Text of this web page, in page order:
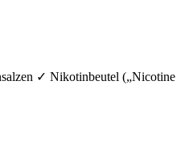
✓ Nikotinbeutel („Nicotine